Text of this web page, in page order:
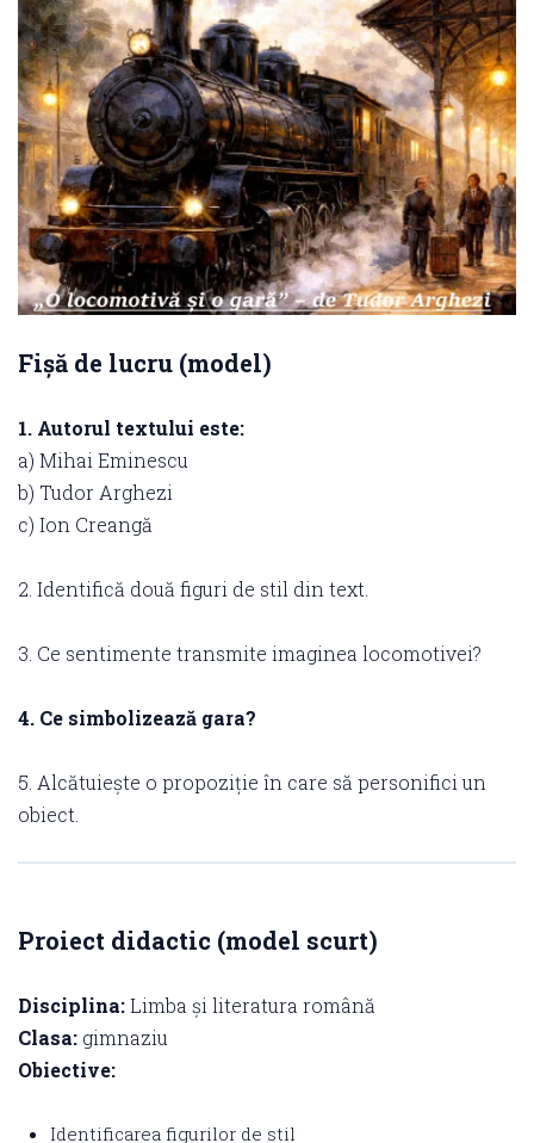
Fișă de lucru (model)
1. Autorul textului este:
a) Mihai Eminescu
b) Tudor Arghezi
c) Ion Creangă
2. Identifică două figuri de stil din text.
3. Ce sentimente transmite imaginea locomotivei?
4. Ce simbolizează gara?
5. Alcătuiește o propoziție în care să personifici un
obiect.
Proiect didactic (model scurt)
Disciplina:Limba și literatura română
Clasa: gimnaziu
Obiective:
Identificarea figurilor de stil